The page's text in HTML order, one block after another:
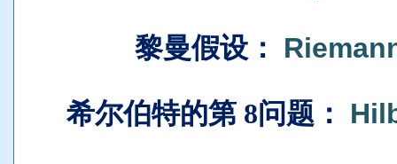
黎曼假设 ：
希尔伯特的第 8问题：